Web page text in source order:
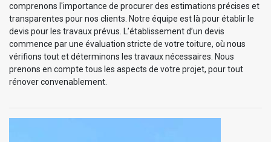
comprenons l'importance de procurer des estimations précises et
transparentes pour nos clients. Notre équipe est là pour établir le
devis pour les travaux prévus. L’établissement d’un devis
commence par une évaluation stricte de votre toiture, où nous
vérifions tout et déterminons les travaux nécessaires. Nous
prenons en compte tous les aspects de votre projet, pour tout
rénover convenablement.